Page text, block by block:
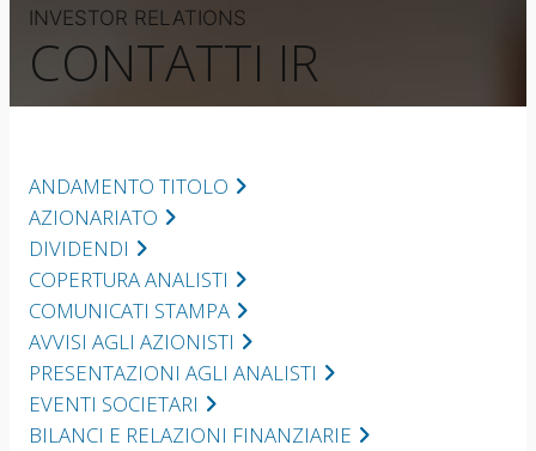
INVESTOR RELATIONS
CONTATTI IR
ANDAMENTO TITOLO
AZIONARIATO
DIVIDENDI
COPERTURA ANALISTI
COMUNICATI STAMPA
AVVISI AGLI AZIONISTI
PRESENTAZIONI AGLI ANALISTI
EVENTI SOCIETARI
BILANCI E RELAZIONI FINANZIARIE